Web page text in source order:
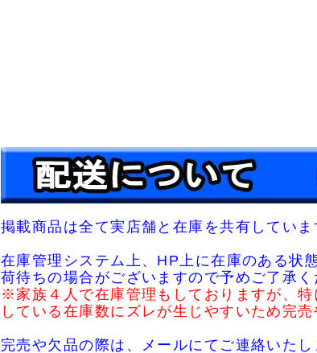
掲載商品は全て実店舗と在庫を共有していま
在庫管理システム上、HP上に在庫のある状
荷待ちの場合がございますので予めご了承く
※家族４人で在庫管理もしておりますが、
している在庫数にズレが生じやすいため完
完売や欠品の際は、メールにてご連絡いたし